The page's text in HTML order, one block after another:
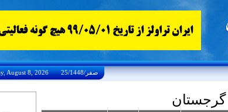
Saturday, August 8, 2026 25/صفر/1448
گرجستان